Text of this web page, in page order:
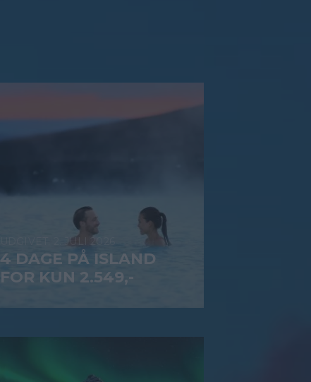
2. JULI 2026
4 DAGE PÅ ISLAND
FOR KUN 2.549,-